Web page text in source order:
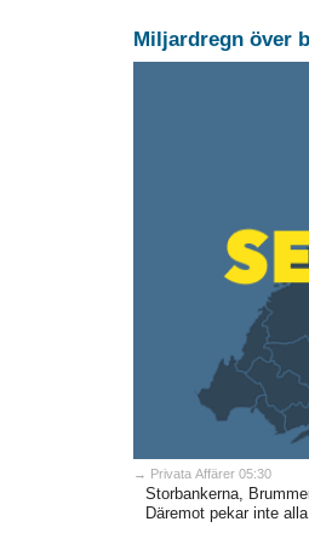
Miljardregn över
→ Privata Affärer 05:30
Storbankerna,
Däremot pekar inte